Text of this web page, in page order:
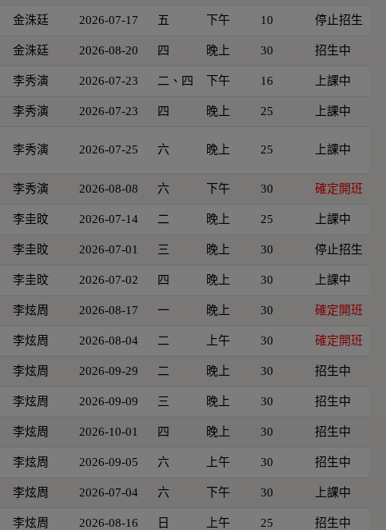
金洙廷 2026-07-17 五 下午 10 停止招生
金洙廷 2026-08-20 四 晚上 30 招生中
李秀演 2026-07-23 二、四 下午 16 上課中
李秀演 2026-07-23 四 晚上 25 上課中
李秀演 2026-07-25 六 晚上 25 上課中
李秀演 2026-08-08 六 下午 30 確定開班
李圭旼 2026-07-14 二 晚上 25 上課中
李圭旼 2026-07-01 三 晚上 30 停止招生
李圭旼 2026-07-02 四 晚上 30 上課中
李炫周 2026-08-17 一 晚上 30 確定開班
李炫周 2026-08-04 二 上午 30 確定開班
李炫周 2026-09-29 二 晚上 30 招生中
李炫周 2026-09-09 三 晚上 30 招生中
李炫周 2026-10-01 四 晚上 30 招生中
李炫周 2026-09-05 六 上午 30 招生中
李炫周 2026-07-04 六 下午 30 上課中
李炫周 2026-08-16 日 上午 25 招生中